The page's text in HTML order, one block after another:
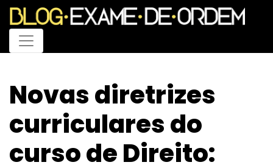
Menu
Novas diretrizes
curriculares do
curso de Direito: